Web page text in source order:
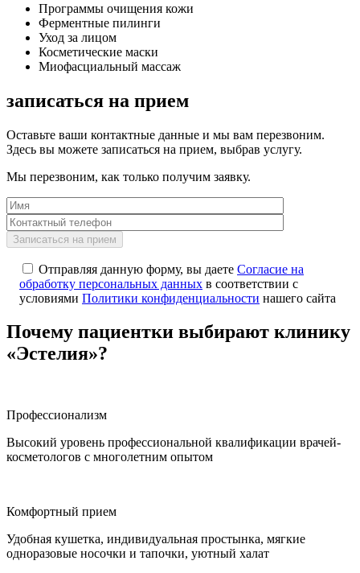
Программы очищения кожи
Ферментные пилинги
Уход за лицом
Косметические маски
Миофасциальный массаж
записаться на прием
Оставьте ваши контактные данные и мы вам перезвоним.
Здесь вы можете записаться на прием, выбрав услугу.
Мы перезвоним, как только получим заявку.
Отправляя данную форму, вы даете Согласие на
обработку персональных данных в соответствии с
условиями Политики конфиденциальности нашего сайта
Почему пациентки выбирают клинику
«Эстелия»?
Профессионализм
Высокий уровень профессиональной квалификации врачей-
косметологов с многолетним опытом
Комфортный прием
Удобная кушетка, индивидуальная простынка, мягкие
одноразовые носочки и тапочки, уютный халат